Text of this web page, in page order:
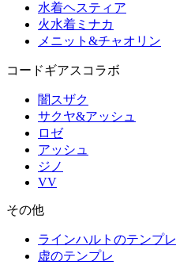
水着ヘスティア
火水着ミナカ
メニット&チャオリン
コードギアスコラボ
闇スザク
サクヤ&アッシュ
ロゼ
アッシュ
ジノ
VV
その他
ラインハルトのテンプレ
虚のテンプレ